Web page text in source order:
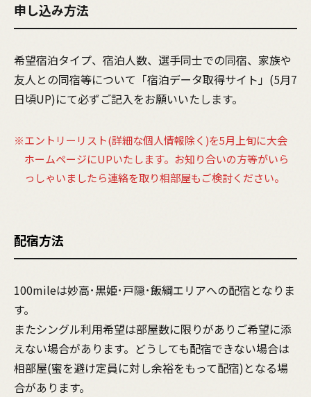
申し込み方法
希望宿泊タイプ、宿泊人数、選手同士での同宿、家族や
友人との同宿等について「宿泊データ取得サイト」(5月7
日頃UP)にて必ずご記入をお願いいたします。
※エントリーリスト(詳細な個人情報除く)を5月上旬に大会
ホームページにUPいたします。お知り合いの方等がいら
っしゃいましたら連絡を取り相部屋もご検討ください。
配宿方法
100mileは妙高･黒姫･戸隠･飯綱エリアへの配宿となりま
す。
またシングル利用希望は部屋数に限りがありご希望に添
えない場合があります。どうしても配宿できない場合は
相部屋(蜜を避け定員に対し余裕をもって配宿)となる場
合があります。